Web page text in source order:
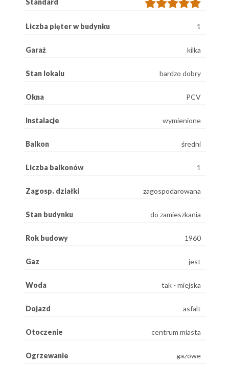
Standard
Liczba pięter w budynku 1
Garaż kilka
Stan lokalu bardzo dobry
Okna PCV
Instalacje wymienione
Balkon średni
Liczba balkonów 1
Zagosp. działki zagospodarowana
Stan budynku do zamieszkania
Rok budowy 1960
Gaz jest
Woda tak - miejska
Dojazd asfalt
Otoczenie centrum miasta
Ogrzewanie gazowe